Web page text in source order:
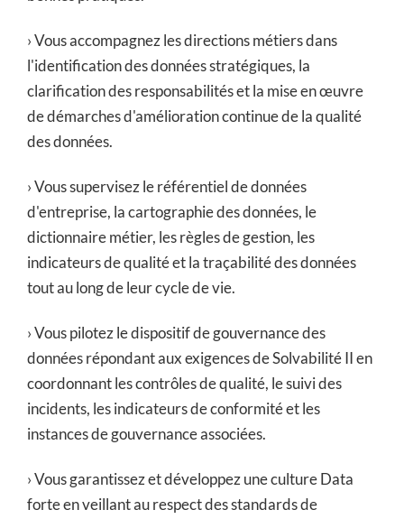
› Vous accompagnez les directions métiers dans
l'identification des données stratégiques, la
clarification des responsabilités et la mise en œuvre
de démarches d'amélioration continue de la qualité
des données.
› Vous supervisez le référentiel de données
d'entreprise, la cartographie des données, le
dictionnaire métier, les règles de gestion, les
indicateurs de qualité et la traçabilité des données
tout au long de leur cycle de vie.
› Vous pilotez le dispositif de gouvernance des
données répondant aux exigences de Solvabilité II en
coordonnant les contrôles de qualité, le suivi des
incidents, les indicateurs de conformité et les
instances de gouvernance associées.
› Vous garantissez et développez une culture Data
forte en veillant au respect des standards de